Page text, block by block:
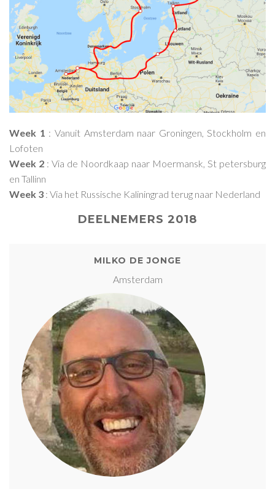
Week 1 : Vanuit Amsterdam naar Groningen, Stockholm en
Lofoten
Week 2 : Via de Noordkaap naar Moermansk, St petersburg
en Tallinn
Week 3 : Via het Russische Kaliningrad terug naar Nederland
DEELNEMERS 2018
MILKO DE JONGE
Amsterdam